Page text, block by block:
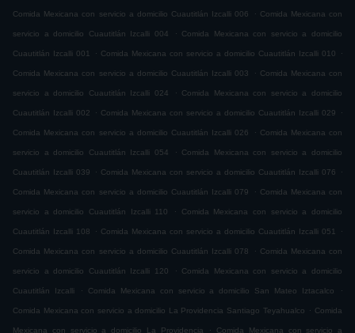
Comida Mexicana con servicio a domicilio Cuautitlán Izcalli 006 . Comida Mexicana con
servicio a domicilio Cuautitlán Izcalli 004 . Comida Mexicana con servicio a domicilio
Cuautitlán Izcalli 001 . Comida Mexicana con servicio a domicilio Cuautitlán Izcalli 010 .
Comida Mexicana con servicio a domicilio Cuautitlán Izcalli 003 . Comida Mexicana con
servicio a domicilio Cuautitlán Izcalli 024 . Comida Mexicana con servicio a domicilio
Cuautitlán Izcalli 002 . Comida Mexicana con servicio a domicilio Cuautitlán Izcalli 029 .
Comida Mexicana con servicio a domicilio Cuautitlán Izcalli 026 . Comida Mexicana con
servicio a domicilio Cuautitlán Izcalli 054 . Comida Mexicana con servicio a domicilio
Cuautitlán Izcalli 039 . Comida Mexicana con servicio a domicilio Cuautitlán Izcalli 076 .
Comida Mexicana con servicio a domicilio Cuautitlán Izcalli 079 . Comida Mexicana con
servicio a domicilio Cuautitlán Izcalli 110 . Comida Mexicana con servicio a domicilio
Cuautitlán Izcalli 108 . Comida Mexicana con servicio a domicilio Cuautitlán Izcalli 051 .
Comida Mexicana con servicio a domicilio Cuautitlán Izcalli 078 . Comida Mexicana con
servicio a domicilio Cuautitlán Izcalli 120 . Comida Mexicana con servicio a domicilio
Cuautitlán Izcalli . Comida Mexicana con servicio a domicilio San Mateo Iztacalco .
Comida Mexicana con servicio a domicilio La Providencia Santiago Teyahualco . Comida
Mexicana con servicio a domicilio La Providencia . Comida Mexicana con servicio a